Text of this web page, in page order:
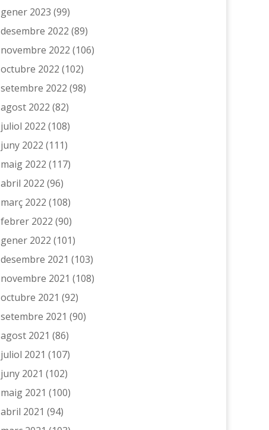
gener 2023 (99)
desembre 2022 (89)
novembre 2022 (106)
octubre 2022 (102)
setembre 2022 (98)
agost 2022 (82)
juliol 2022 (108)
juny 2022 (111)
maig 2022 (117)
abril 2022 (96)
març 2022 (108)
febrer 2022 (90)
gener 2022 (101)
desembre 2021 (103)
novembre 2021 (108)
octubre 2021 (92)
setembre 2021 (90)
agost 2021 (86)
juliol 2021 (107)
juny 2021 (102)
maig 2021 (100)
abril 2021 (94)